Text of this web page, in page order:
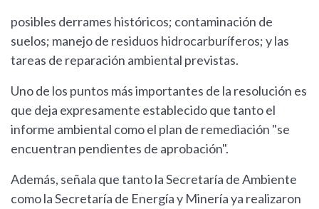
posibles derrames históricos; contaminación de
suelos; manejo de residuos hidrocarburíferos; y las
tareas de reparación ambiental previstas.
Uno de los puntos más importantes de la resolución es
que deja expresamente establecido que tanto el
informe ambiental como el plan de remediación "se
encuentran pendientes de aprobación".
Además, señala que tanto la Secretaría de Ambiente
como la Secretaría de Energía y Minería ya realizaron